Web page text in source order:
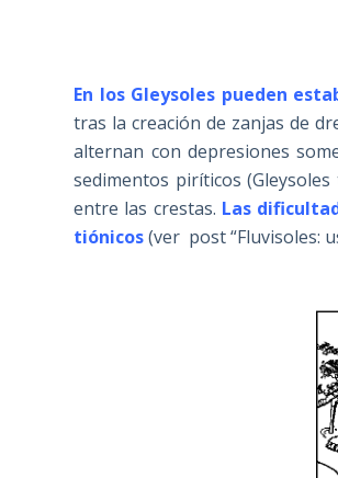
En los Gleysoles pueden
tras la creación de zanjas de
alternan con depresiones
sedimentos piríticos
entre las crestas. Las
tiónicos(ver post “Fluvisoles: